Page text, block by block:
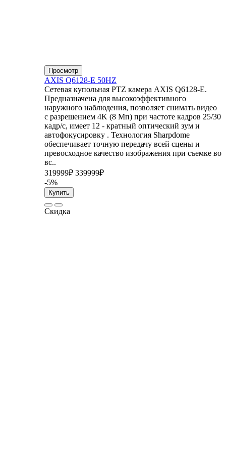
Просмотр
AXIS Q6128-E 50HZ
Сетевая купольная PTZ камера AXIS Q6128-E.
Предназначена для высокоэффективного
наружного наблюдения, позволяет снимать видео
с разрешением 4K (8 Мп) при частоте кадров 25/30
кадр/с, имеет 12 - кратный оптический зум и
автофокусировку . Технология Sharpdome
обеспечивает точную передачу всей сцены и
превосходное качество изображения при съемке во
вс..
319999₽ 339999₽
-5%
Купить
Скидка